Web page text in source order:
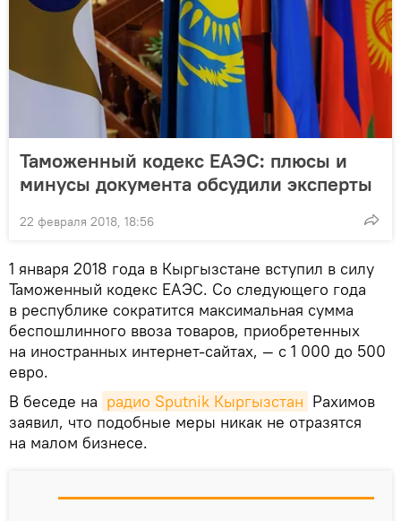
Таможенный кодекс ЕАЭС: плюсы и
минусы документа обсудили эксперты
22 февраля 2018, 18:56
1 января 2018 года в Кыргызстане вступил в силу
Таможенный кодекс ЕАЭС. Со следующего года
в республике сократится максимальная сумма
беспошлинного ввоза товаров, приобретенных
на иностранных интернет-сайтах, — с 1 000 до 500
евро.
В беседе на радио Sputnik Кыргызстан Рахимов
заявил, что подобные меры никак не отразятся
на малом бизнесе.